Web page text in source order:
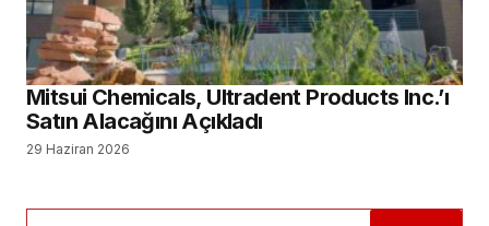
Mitsui Chemicals, Ultradent Products Inc.’ı
Satın Alacağını Açıkladı
29 Haziran 2026